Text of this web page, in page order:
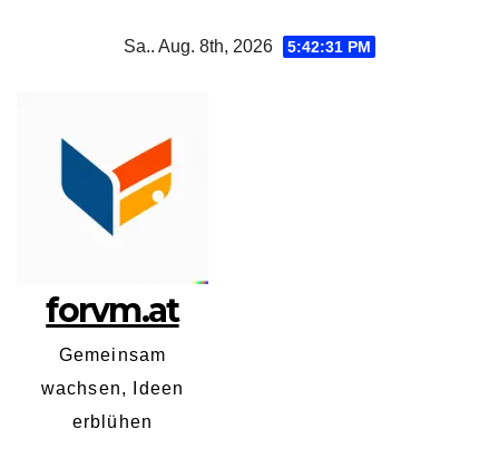
Sa.. Aug. 8th, 2026 5:42:32 PM
forvm.at
Gemeinsam
wachsen, Ideen
erblühen